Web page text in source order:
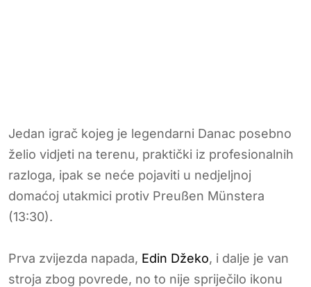
Jedan igrač kojeg je legendarni Danac posebno
želio vidjeti na terenu, praktički iz profesionalnih
razloga, ipak se neće pojaviti u nedjeljnoj
domaćoj utakmici protiv Preußen Münstera
(13:30).
Prva zvijezda napada, Edin Džeko, i dalje je van
stroja zbog povrede, no to nije spriječilo ikonu